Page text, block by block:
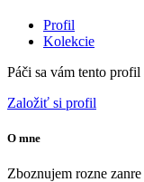
Profil
Kolekcie
Páči sa vám tento
Založiť si profil
O mne
Zboznujem rozne